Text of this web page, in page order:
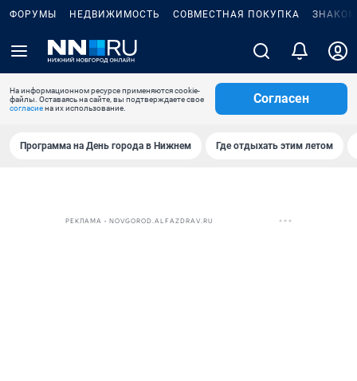
ФОРУМЫ НЕДВИЖИМОСТЬ СОВМЕСТНАЯ ПОКУПКА
На информационном ресурсе применяются cookie-
файлы. Оставаясь на сайте, вы подтверждаете свое
согласиена их использование.
Согласен
Программа на День города в Нижнем Где отдыхать этим летом
РЕКЛАМА • NOVGOROD.ALFAZDRAV.RU